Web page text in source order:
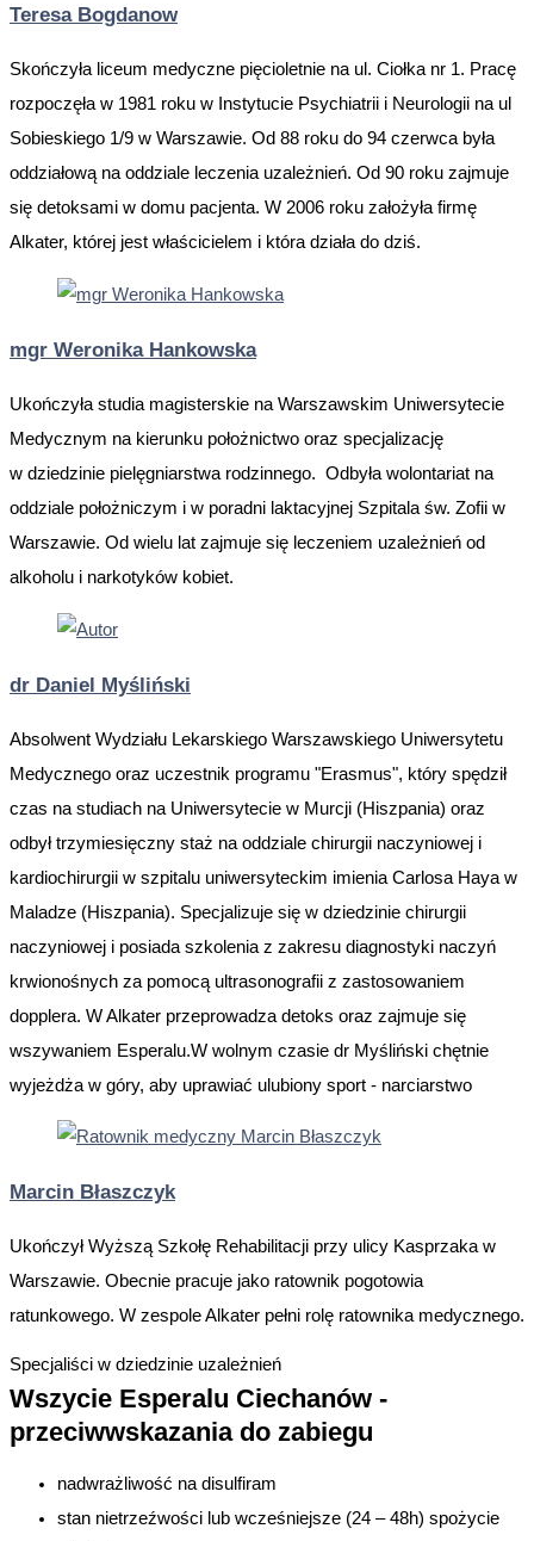
Teresa Bogdanow
Skończyła liceum medyczne pięcioletnie na ul. Ciołka nr 1. Pracę
rozpoczęła w 1981 roku w Instytucie Psychiatrii i Neurologii na ul
Sobieskiego 1/9 w Warszawie. Od 88 roku do 94 czerwca była
oddziałową na oddziale leczenia uzależnień. Od 90 roku zajmuje
się detoksami w domu pacjenta. W 2006 roku założyła firmę
Alkater, której jest właścicielem i która działa do dziś.
mgr Weronika Hankowska
Ukończyła studia magisterskie na Warszawskim Uniwersytecie
Medycznym na kierunku położnictwo oraz specjalizację
w dziedzinie pielęgniarstwa rodzinnego. Odbyła wolontariat na
oddziale położniczym i w poradni laktacyjnej Szpitala św. Zofii w
Warszawie. Od wielu lat zajmuje się leczeniem uzależnień od
alkoholu i narkotyków kobiet.
dr Daniel Myśliński
Absolwent Wydziału Lekarskiego Warszawskiego Uniwersytetu
Medycznego oraz uczestnik programu "Erasmus", który spędził
czas na studiach na Uniwersytecie w Murcji (Hiszpania) oraz
odbył trzymiesięczny staż na oddziale chirurgii naczyniowej i
kardiochirurgii w szpitalu uniwersyteckim imienia Carlosa Haya w
Maladze (Hiszpania). Specjalizuje się w dziedzinie chirurgii
naczyniowej i posiada szkolenia z zakresu diagnostyki naczyń
krwionośnych za pomocą ultrasonografii z zastosowaniem
dopplera. W Alkater przeprowadza detoks oraz zajmuje się
wszywaniem Esperalu.W wolnym czasie dr Myśliński chętnie
wyjeżdża w góry, aby uprawiać ulubiony sport - narciarstwo
Marcin Błaszczyk
Ukończył Wyższą Szkołę Rehabilitacji przy ulicy Kasprzaka w
Warszawie. Obecnie pracuje jako ratownik pogotowia
ratunkowego. W zespole Alkater pełni rolę ratownika medycznego.
Specjaliści w dziedzinie uzależnień
Wszycie Esperalu Ciechanów -
przeciwwskazania do zabiegu
nadwrażliwość na disulfiram
stan nietrzeźwości lub wcześniejsze (24 – 48h) spożycie